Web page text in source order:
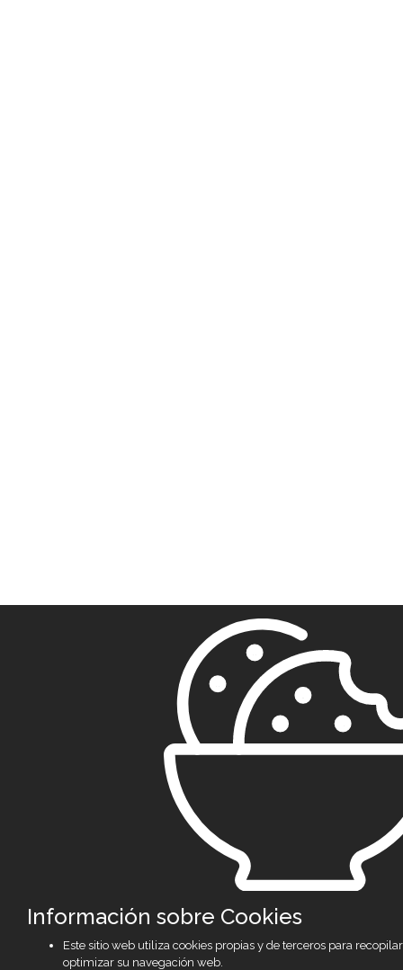
Información sobre Cookies
Este sitio web utiliza cookies propias y de terceros para
optimizar su navegación web.